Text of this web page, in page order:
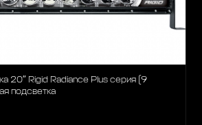
20″ Rigid Radiance Plus cерия (9
подсветка